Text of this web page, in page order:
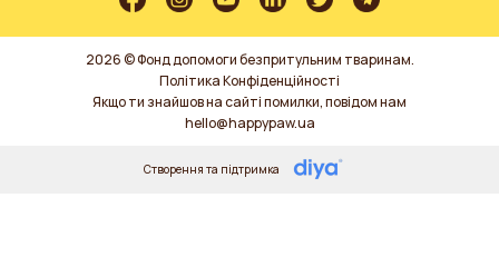
2026 © Фонд допомоги безпритульним тваринам.
Політика Конфіденційності
Якщо ти знайшов на сайті помилки, повідом нам
hello@happypaw.ua
Створення та підтримка